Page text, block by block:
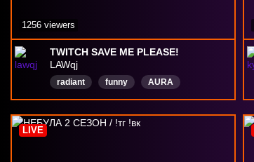
TWITCH SAVE ME PLEASE!
LAWqj
radiant funny
AURA
NEWSTREAMER
english
English
1256 viewers
LIVE